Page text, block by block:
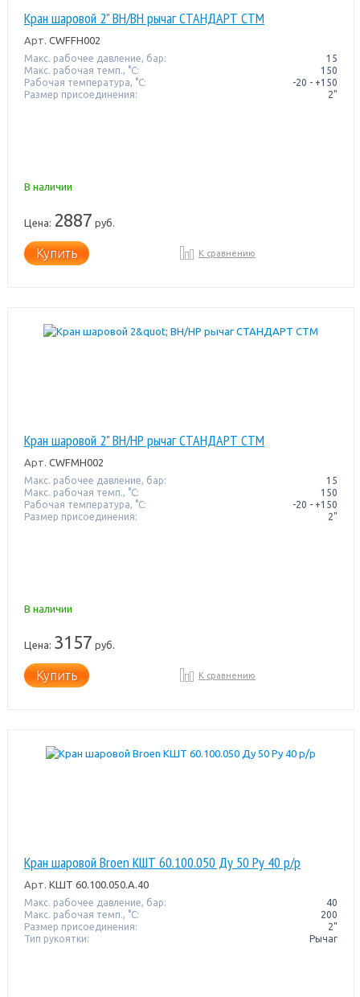
Кран шаровой 2" ВН/ВН рычаг СТАНДАРТ СТМ
Арт. CWFFH002
Макс. рабочее давление, бар:
15
Макс. рабочая темп., °С:
150
Рабочая температура, °C:
-20 - +150
Размер присоединения:
2"
В наличии
Цена: 2887 руб.
Купить К сравнению
Кран шаровой 2" ВН/НР рычаг СТАНДАРТ СТМ
Арт. CWFMH002
Макс. рабочее давление, бар:
15
Макс. рабочая темп., °С:
150
Рабочая температура, °C:
-20 - +150
Размер присоединения:
2"
В наличии
Цена: 3157 руб.
Купить К сравнению
Кран шаровой Broen КШТ 60.100.050 Ду 50 Ру 40 р/р
Арт. КШТ 60.100.050.А.40
Макс. рабочее давление, бар:
40
Макс. рабочая темп., °С:
200
Размер присоединения:
2"
Тип рукоятки:
Рычаг